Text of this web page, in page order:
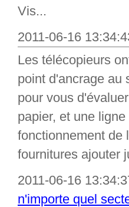
Vis...
2011-06-16
Les télécopieurs
point d'ancrage au
pour vous
papier, et une
fonctionnement de
fournitures ajouter
2011-06-16
n'importe quel